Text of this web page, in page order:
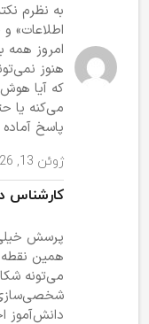
به نظرم
اطلاعات»
امروز همه
هنوز
که آیا
می‌کنه یا
پاسخ
ژوئن 13, 2026
کارشناس
پرسش
همین
می‌تونه
شخصی‌سازی
دانش‌آموز